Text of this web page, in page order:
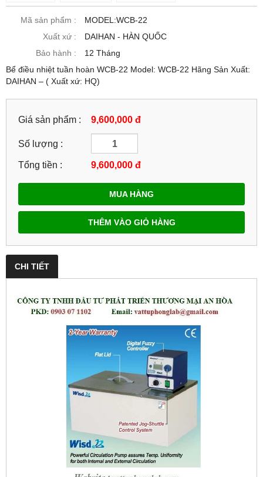
Mã sản phẩm :
MODEL:WCB-22
Xuất xứ :
DAIHAN - HÀN QUỐC
Bảo hành :
12 Tháng
Bể điều nhiệt tuần hoàn WCB-22 Model: WCB-22 Hãng Sản Xuất:
DAIHAN – ( Xuất xứ: HQ)
Giá sản phẩm : 9,600,000 đ
Số lượng :
Tổng tiền : 9,600,000 đ
MUA HÀNG
THÊM VÀO GIỎ HÀNG
CHI TIẾT